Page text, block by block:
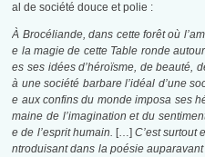
al de société douce et polie :
À Brocéliande, dans cette forêt où
e la magie de cette Table ronde
es ses idées d’héroïsme, de beauté,
à une société barbare l’idéal d’une
e aux confins du monde imposa ses
maine de l’imagination et du
e de l’esprit humain. […]C’est surtout
ntroduisant dans la poésie